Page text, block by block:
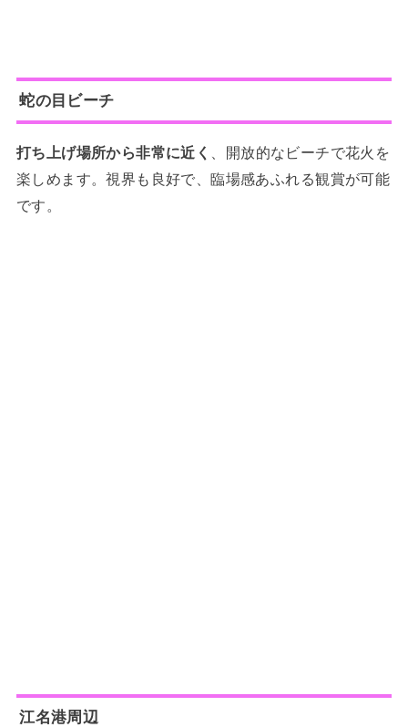
蛇の目ビーチ
打ち上げ場所から非常に近く
、開放的なビーチで花火を
楽しめます。視界も良好で、臨場感あふれる観賞が可能
です。
江名港周辺